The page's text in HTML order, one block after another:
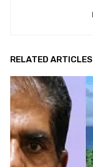
RELATED ARTICLES